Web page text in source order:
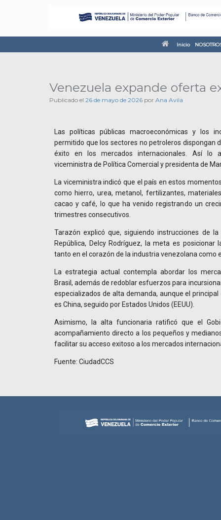
Inicio
Venezuela expande oferta
Publicado el 26 de mayo de 2026 por Ana Avila
Las políticas públicas macroeconómicas y los
permitido que los sectores no petroleros dispongan
éxito en los mercados internacionales. Así lo
viceministra de Política Comercial y presidenta de
La viceministra indicó que el país en estos
como hierro, urea, metanol, fertilizantes,
cacao y café, lo que ha venido registrando un
trimestres consecutivos.
Tarazón explicó que, siguiendo instrucciones de
República, Delcy Rodríguez, la meta es posicionar
tanto en el corazón de la industria venezolana como
La estrategia actual contempla abordar los
Brasil, además de redoblar esfuerzos para
especializados de alta demanda, aunque el
es China, seguido por Estados Unidos (EEUU).
Asimismo, la alta funcionaria ratificó que el
acompañamiento directo a los pequeños y
facilitar su acceso exitoso a los mercados
Fuente: CiudadCCS